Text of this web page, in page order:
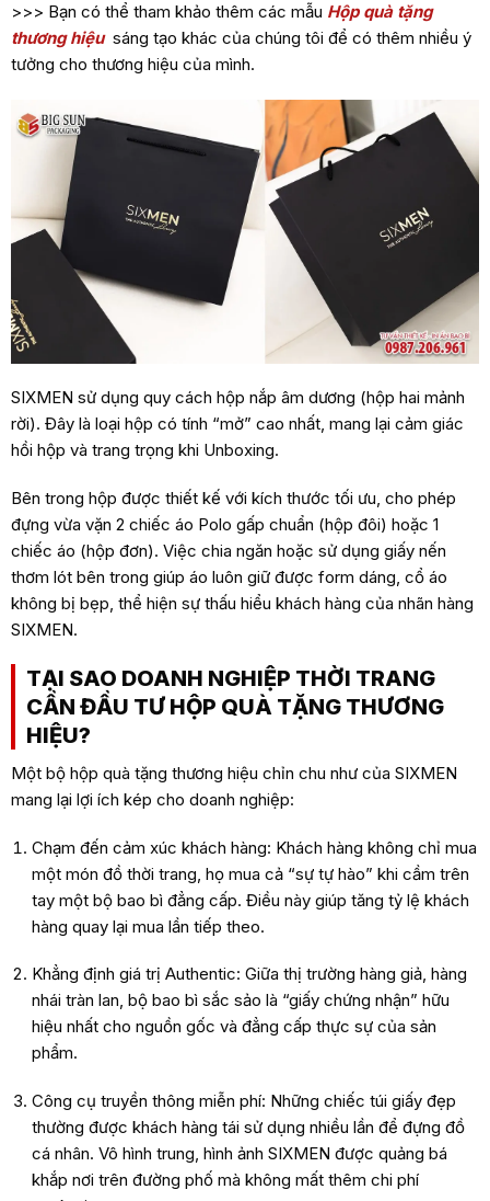
>>> Bạn có thể tham khảo thêm các mẫu Hộp quà tặng
thương hiệu sáng tạo khác của chúng tôi để có thêm nhiều ý
tưởng cho thương hiệu của mình.
SIXMEN sử dụng quy cách hộp nắp âm dương (hộp hai mảnh
rời). Đây là loại hộp có tính “mở” cao nhất, mang lại cảm giác
hồi hộp và trang trọng khi Unboxing.
Bên trong hộp được thiết kế với kích thước tối ưu, cho phép
đựng vừa vặn 2 chiếc áo Polo gấp chuẩn (hộp đôi) hoặc 1
chiếc áo (hộp đơn). Việc chia ngăn hoặc sử dụng giấy nến
thơm lót bên trong giúp áo luôn giữ được form dáng, cổ áo
không bị bẹp, thể hiện sự thấu hiểu khách hàng của nhãn hàng
SIXMEN.
TẠI SAO DOANH NGHIỆP THỜI TRANG
CẦN ĐẦU TƯ HỘP QUÀ TẶNG THƯƠNG
HIỆU?
Một bộ hộp quà tặng thương hiệu chỉn chu như của SIXMEN
mang lại lợi ích kép cho doanh nghiệp:
Chạm đến cảm xúc khách hàng: Khách hàng không chỉ mua
một món đồ thời trang, họ mua cả “sự tự hào” khi cầm trên
tay một bộ bao bì đẳng cấp. Điều này giúp tăng tỷ lệ khách
hàng quay lại mua lần tiếp theo.
Khẳng định giá trị Authentic: Giữa thị trường hàng giả, hàng
nhái tràn lan, bộ bao bì sắc sảo là “giấy chứng nhận” hữu
hiệu nhất cho nguồn gốc và đẳng cấp thực sự của sản
phẩm.
Công cụ truyền thông miễn phí: Những chiếc túi giấy đẹp
thường được khách hàng tái sử dụng nhiều lần để đựng đồ
cá nhân. Vô hình trung, hình ảnh SIXMEN được quảng bá
khắp nơi trên đường phố mà không mất thêm chi phí